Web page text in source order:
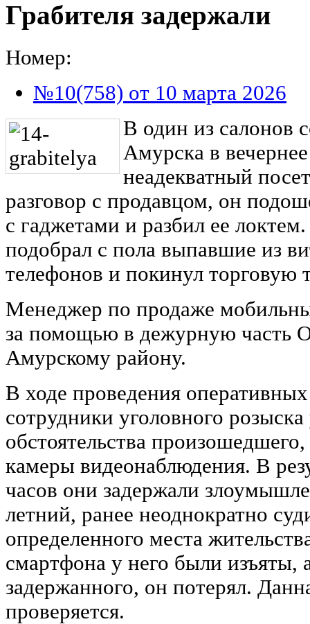
Грабителя задержали
Номер:
№10(758) от 10 марта 2026
В один из салонов
Амурска в
неадекватный
разговор с продавцом, он
с гаджетами и разбил ее
подобрал с пола выпавшие из
телефонов и покинул торговую
Менеджер по продаже
за помощью в дежурную часть
Амурскому району.
В ходе проведения
сотрудники уголовного
обстоятельства
камеры видеонаблюдения. В
часов они задержали
летний, ранее неоднократно
определенного места
смартфона у него были изъяты,
задержанного, он потерял.
проверяется.